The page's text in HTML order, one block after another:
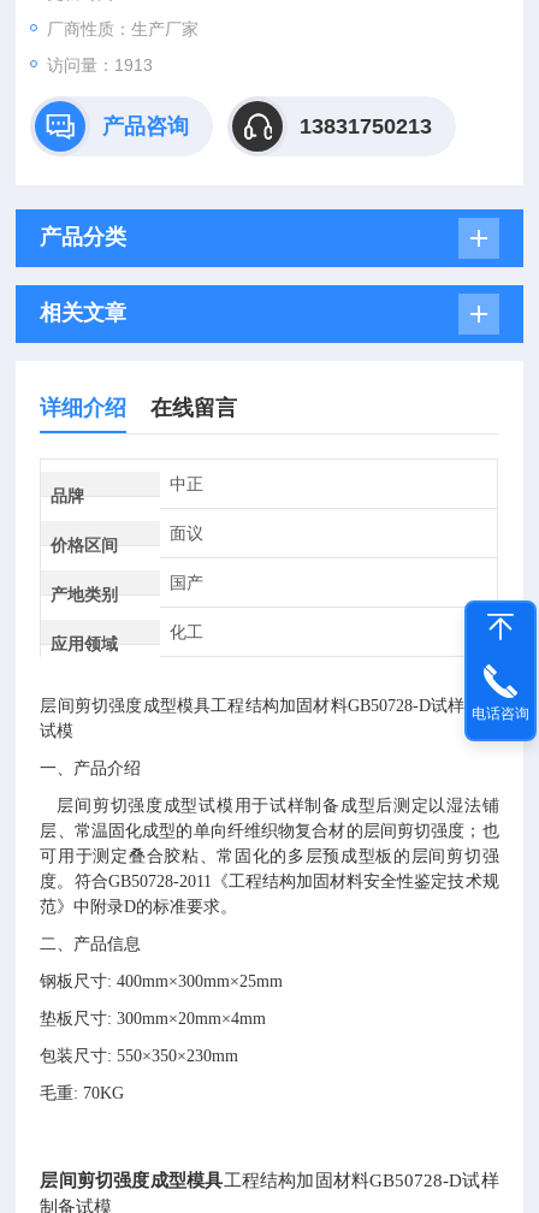
厂商性质：生产厂家
访问量：1913
产品咨询 13831750213
产品分类
相关文章
详细介绍 在线留言
品牌
中正
价格区间
面议
产地类别
国产
应用领域
化工
层间剪切强度成型模具工程结构加固材料GB50728-D试样制备
试模
一、产品介绍
层间剪切强度成型试模用于试样制备成型后测定以湿法铺
层、常温固化成型的单向纤维织物复合材的层间剪切强度；也
可用于测定叠合胶粘、常固化的多层预成型板的层间剪切强
度。符合GB50728-2011《工程结构加固材料安全性鉴定技术规
范》中附录D的标准要求。
二、产品信息
钢板尺寸: 400mm×300mm×25mm
垫板尺寸: 300mm×20mm×4mm
包装尺寸:550×350×230mm
毛重: 70KG
层间剪切强度成型模具工程结构加固材料GB50728-D试样
制备试模
电话咨询